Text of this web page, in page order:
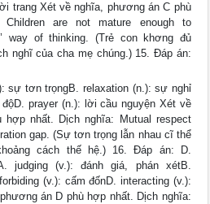
trang Xét về nghĩa, phương án C phù
are not mature enough to
way of thinking. (Trẻ con khơng đủ
nghĩ của cha mẹ chúng.) 15. Đáp án:
sự tơn trọngB. relaxation (n.): sự nghỉ
prayer (n.): lời cầu nguyện Xét về
hợp nhất. Dịch nghĩa: Mutual respect
gap. (Sự tơn trọng lẫn nhau cĩ thể
cách thế hệ.) 16. Đáp án: D.
judging (v.): đánh giá, phán xétB.
(v.): cấm đốnD. interacting (v.):
án D phù hợp nhất. Dịch nghĩa: